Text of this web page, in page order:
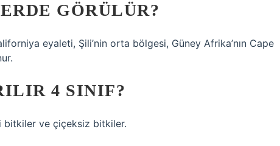
GÖRÜLÜR?
eyaleti, Şili’nin orta bölgesi, Güney Afrika’nın Cape
4 SINIF?
bitkiler ve çiçeksiz bitkiler.